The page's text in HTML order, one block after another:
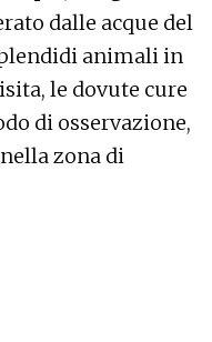
dalle acque del
animali in
le dovute cure
di osservazione,
zona di